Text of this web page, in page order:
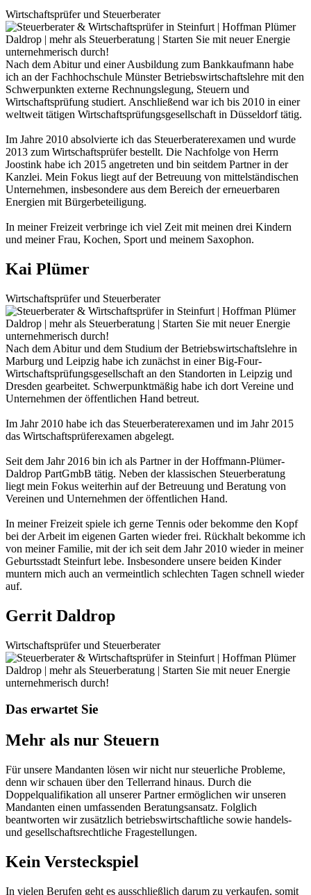
Wirtschaftsprüfer und Steuerberater
Nach dem Abitur und einer Ausbildung zum Bankkaufmann habe
ich an der Fachhochschule Münster Betriebswirtschaftslehre mit den
Schwerpunkten externe Rechnungslegung, Steuern und
Wirtschaftsprüfung studiert. Anschließend war ich bis 2010 in einer
weltweit tätigen Wirtschaftsprüfungsgesellschaft in Düsseldorf tätig.
Im Jahre 2010 absolvierte ich das Steuerberaterexamen und wurde
2013 zum Wirtschaftsprüfer bestellt. Die Nachfolge von Herrn
Joostink habe ich 2015 angetreten und bin seitdem Partner in der
Kanzlei. Mein Fokus liegt auf der Betreuung von mittelständischen
Unternehmen, insbesondere aus dem Bereich der erneuerbaren
Energien mit Bürgerbeteiligung.
In meiner Freizeit verbringe ich viel Zeit mit meinen drei Kindern
und meiner Frau, Kochen, Sport und meinem Saxophon.
Kai Plümer
Wirtschaftsprüfer und Steuerberater
Nach dem Abitur und dem Studium der Betriebswirtschaftslehre in
Marburg und Leipzig habe ich zunächst in einer Big-Four-
Wirtschaftsprüfungsgesellschaft an den Standorten in Leipzig und
Dresden gearbeitet. Schwerpunktmäßig habe ich dort Vereine und
Unternehmen der öffentlichen Hand betreut.
Im Jahr 2010 habe ich das Steuerberaterexamen und im Jahr 2015
das Wirtschaftsprüferexamen abgelegt.
Seit dem Jahr 2016 bin ich als Partner in der Hoffmann-Plümer-
Daldrop PartGmbB tätig. Neben der klassischen Steuerberatung
liegt mein Fokus weiterhin auf der Betreuung und Beratung von
Vereinen und Unternehmen der öffentlichen Hand.
In meiner Freizeit spiele ich gerne Tennis oder bekomme den Kopf
bei der Arbeit im eigenen Garten wieder frei. Rückhalt bekomme ich
von meiner Familie, mit der ich seit dem Jahr 2010 wieder in meiner
Geburtsstadt Steinfurt lebe. Insbesondere unsere beiden Kinder
muntern mich auch an vermeintlich schlechten Tagen schnell wieder
auf.
Gerrit Daldrop
Wirtschaftsprüfer und Steuerberater
Das erwartet Sie
Mehr als nur Steuern
Für unsere Mandanten lösen wir nicht nur steuerliche Probleme,
denn wir schauen über den Tellerrand hinaus. Durch die
Doppelqualifikation all unserer Partner ermöglichen wir unseren
Mandanten einen umfassenden Beratungsansatz. Folglich
beantworten wir zusätzlich betriebswirtschaftliche sowie handels-
und gesellschaftsrechtliche Fragestellungen.
Kein Versteckspiel
In vielen Berufen geht es ausschließlich darum zu verkaufen, somit